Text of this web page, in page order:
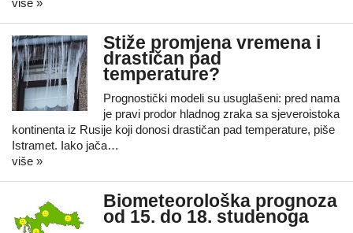
više »
Stiže promjena vremena i
drastičan pad
temperature?
Prognostički modeli su usuglašeni: pred nama
je pravi prodor hladnog zraka sa sjeveroistoka
kontinenta iz Rusije koji donosi drastičan pad temperature, piše
Istramet. Iako jača…
više »
Biometeorološka prognoza
od 15. do 18. studenoga